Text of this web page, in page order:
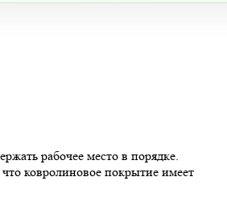
рабочее место в порядке.
ковролиновое покрытие имеет